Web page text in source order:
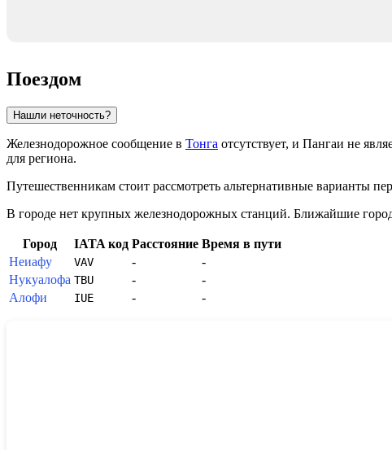
Поездом
Нашли неточность?
Железнодорожное сообщение в Тонга отсутствует, и Пангаи не
для региона.
Путешественникам стоит рассмотреть альтернативные варианты
В городе нет крупных железнодорожных станций. Ближайшие
Город IATA код Расстояние Время в пути
Неиафу
VAV -
-
Нукуалофа TBU -
-
Алофи
IUE - -